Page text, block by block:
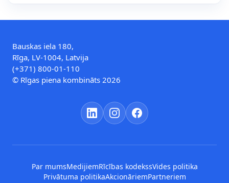
Bauskas iela 180,
Rīga, LV-1004, Latvija
(+371) 800-01-110
© Rīgas piena kombināts 2026
Par mumsMedijiemRīcības kodekssVides politika
Privātuma politikaAkcionāriemPartneriem